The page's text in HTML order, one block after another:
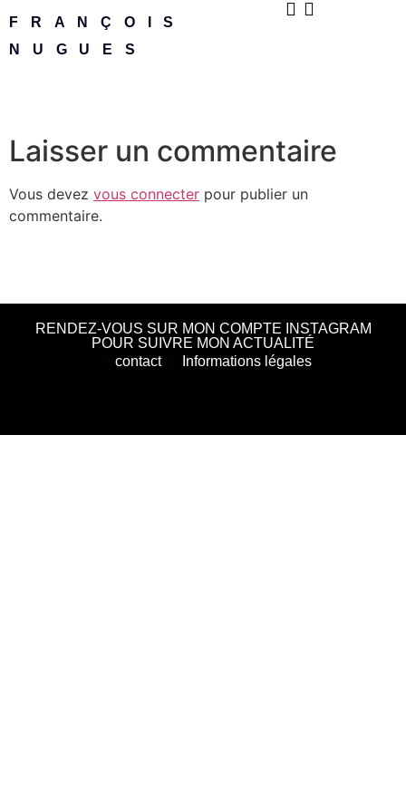
FRANÇOIS
NUGUES
Laisser un commentaire
Vous devez vous connecter pour publier un
commentaire.
RENDEZ-VOUS SUR MON COMPTE INSTAGRAM
POUR SUIVRE MON ACTUALITÉ
contact
Informations légales